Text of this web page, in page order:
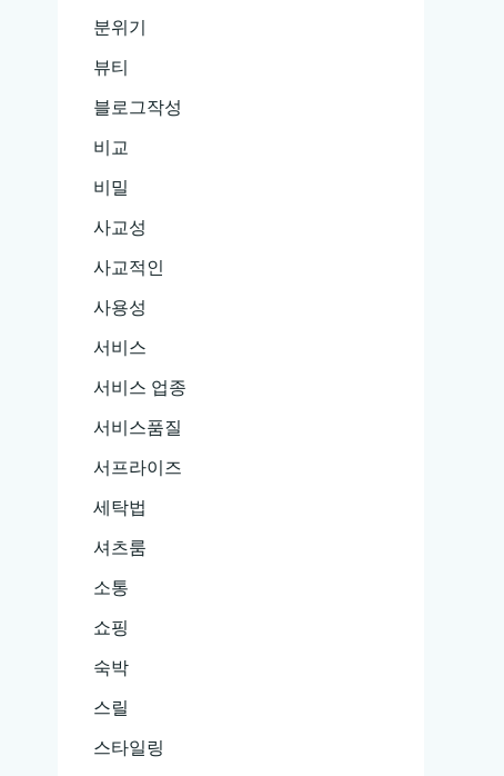
분위기
뷰티
블로그작성
비교
비밀
사교성
사교적인
사용성
서비스
서비스 업종
서비스품질
서프라이즈
세탁법
셔츠룸
소통
쇼핑
숙박
스릴
스타일링